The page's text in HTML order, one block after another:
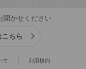
聞かせください
こちら
て 利用規約